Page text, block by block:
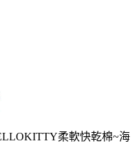
柔軟快乾棉~海